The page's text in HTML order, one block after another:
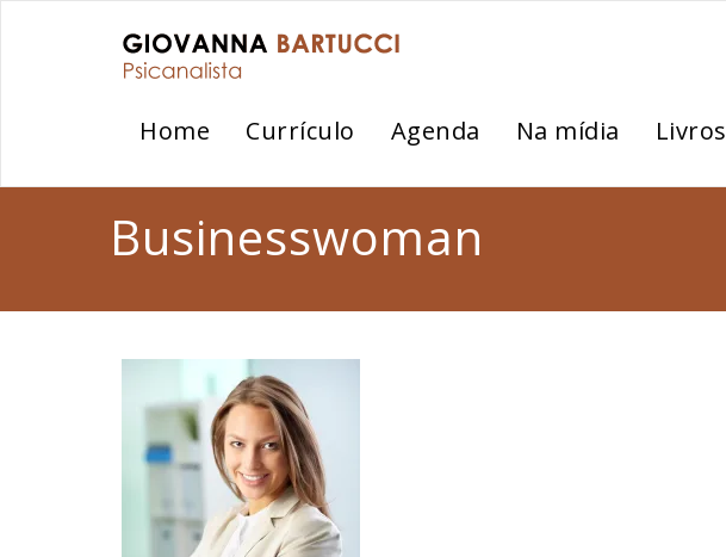
Home Currículo Agenda Na mídia Livros
Businesswoman